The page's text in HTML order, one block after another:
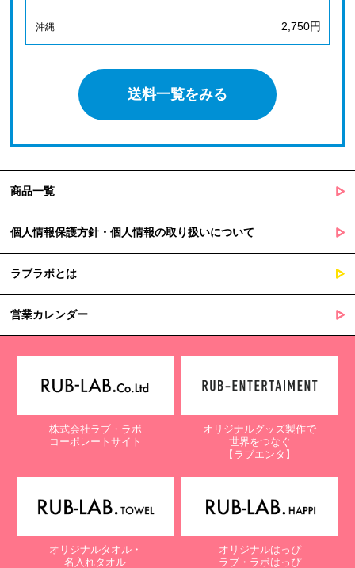
沖縄 2,750円
送料一覧をみる
商品一覧
個人情報保護方針・個人情報の取り扱いについて
ラブラボとは
営業カレンダー
株式会社ラブ・ラボ
コーポレートサイト
オリジナルグッズ製作で
世界をつなぐ
【ラブエンタ】
オリジナルタオル・
名入れタオル
オリジナルはっぴ
ラブ・ラボはっぴ